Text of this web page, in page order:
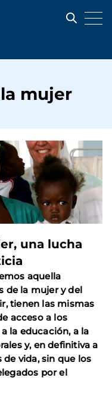
mujer
una lucha
aquella
de la mujer y del
tienen las mismas
acceso a los
la educación, a la
y, en definitiva a
vida, sin que los
por el